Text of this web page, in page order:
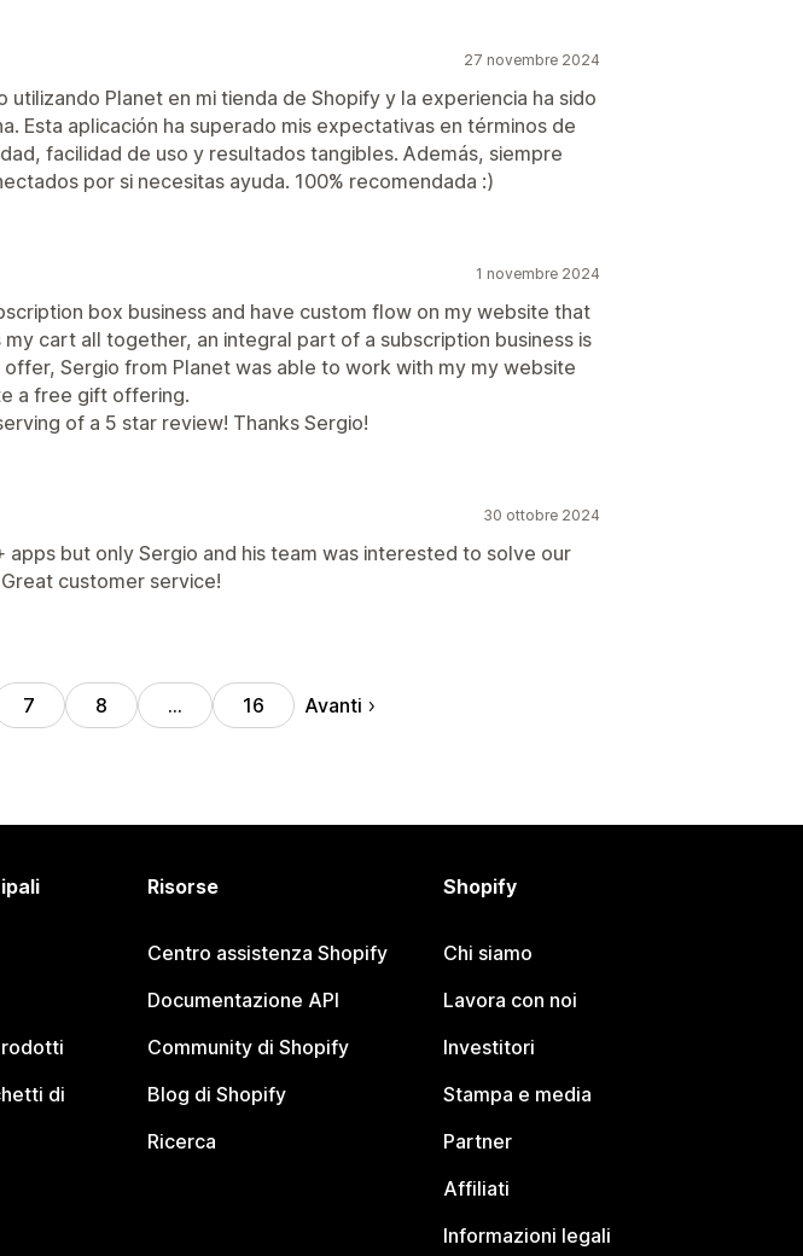
27 novembre 2024
utilizando Planet en mi tienda de Shopify y la experiencia ha sido
Esta aplicación ha superado mis expectativas en términos de
facilidad de uso y resultados tangibles. Además, siempre
por si necesitas ayuda. 100% recomendada :)
1 novembre 2024
box business and have custom flow on my website that
my cart all together, an integral part of a subscription business is
offer, Sergio from Planet was able to work with my my website
a free gift offering.
of a 5 star review! Thanks Sergio!
30 ottobre 2024
apps but only Sergio and his team was interested to solve our
customer service!
7 8 … 16 Avanti
di
Risorse
Centro assistenza Shopify
Documentazione API
Community di Shopify
Blog di Shopify
Ricerca
Shopify
Chi siamo
Lavora con noi
Investitori
Stampa e media
Partner
Affiliati
Informazioni legali